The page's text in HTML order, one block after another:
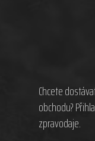
Chcete
obchodu?
zpravodaje.